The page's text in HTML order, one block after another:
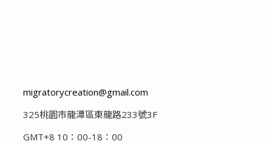
migratorycreation@gmail.com
325桃園市龍潭區東龍路233號3F
GMT+8 10：00-18：00